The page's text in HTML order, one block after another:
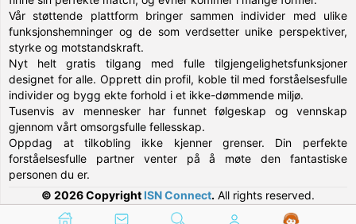
Vår støttende plattform bringer sammen individer med ulike
funksjonshemninger og de som verdsetter unike perspektiver,
styrke og motstandskraft.
Nyt helt gratis tilgang med fulle tilgjengelighetsfunksjoner
designet for alle. Opprett din profil, koble til med forståelsesfulle
individer og bygg ekte forhold i et ikke-dømmende miljø.
Tusenvis av mennesker har funnet følgeskap og vennskap
gjennom vårt omsorgsfulle fellesskap.
Oppdag at tilkobling ikke kjenner grenser. Din perfekte
forståelsesfulle partner venter på å møte den fantastiske
personen du er.
© 2026 Copyright ISN Connect. All rights reserved.